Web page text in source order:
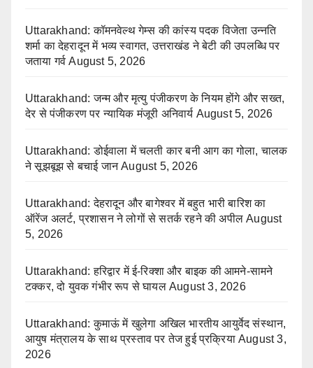
Uttarakhand: कॉमनवेल्थ गेम्स की कांस्य पदक विजेता उन्नति
शर्मा का देहरादून में भव्य स्वागत, उत्तराखंड ने बेटी की उपलब्धि पर
जताया गर्व August 5, 2026
Uttarakhand: जन्म और मृत्यु पंजीकरण के नियम होंगे और सख्त,
देर से पंजीकरण पर न्यायिक मंजूरी अनिवार्य August 5, 2026
Uttarakhand: डोईवाला में चलती कार बनी आग का गोला, चालक
ने सूझबूझ से बचाई जान August 5, 2026
Uttarakhand: देहरादून और बागेश्वर में बहुत भारी बारिश का
ऑरेंज अलर्ट, प्रशासन ने लोगों से सतर्क रहने की अपील August
5, 2026
Uttarakhand: हरिद्वार में ई-रिक्शा और बाइक की आमने-सामने
टक्कर, दो युवक गंभीर रूप से घायल August 3, 2026
Uttarakhand: कुमाऊं में खुलेगा अखिल भारतीय आयुर्वेद संस्थान,
आयुष मंत्रालय के साथ प्रस्ताव पर तेज हुई प्रक्रिया August 3,
2026